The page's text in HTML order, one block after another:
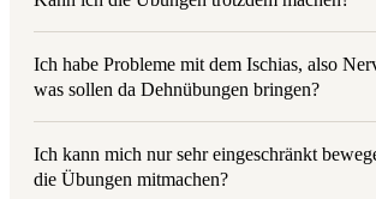
Ich habe Probleme mit dem Ischias, also
was sollen da Dehnübungen bringen?
Ich kann mich nur sehr eingeschränkt
die Übungen mitmachen?